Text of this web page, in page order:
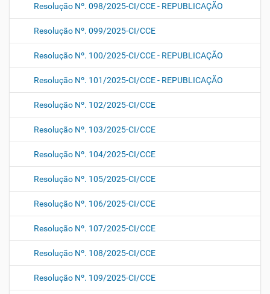
Resolução Nº. 098/2025-CI/CCE - REPUBLICAÇÃO
Resolução Nº. 099/2025-CI/CCE
Resolução Nº. 100/2025-CI/CCE - REPUBLICAÇÃO
Resolução Nº. 101/2025-CI/CCE - REPUBLICAÇÃO
Resolução Nº. 102/2025-CI/CCE
Resolução Nº. 103/2025-CI/CCE
Resolução Nº. 104/2025-CI/CCE
Resolução Nº. 105/2025-CI/CCE
Resolução Nº. 106/2025-CI/CCE
Resolução Nº. 107/2025-CI/CCE
Resolução Nº. 108/2025-CI/CCE
Resolução Nº. 109/2025-CI/CCE